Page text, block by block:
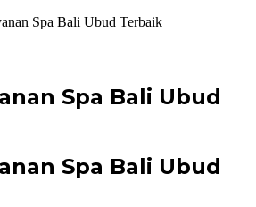
Spa Bali Ubud Terbaik
Spa Bali Ubud
Spa Bali Ubud